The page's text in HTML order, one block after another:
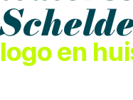
logo en